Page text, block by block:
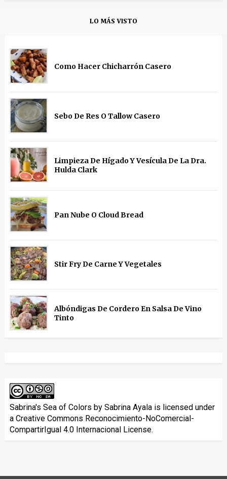
LO MÁS VISTO
Como Hacer Chicharrón Casero
Sebo De Res O Tallow Casero
Limpieza De Hígado Y Vesícula De La Dra.
Hulda Clark
Pan Nube O Cloud Bread
Stir Fry De Carne Y Vegetales
Albóndigas De Cordero En Salsa De Vino
Tinto
Sabrina's Sea of Colors by Sabrina Ayalais licensed under
a Creative Commons Reconocimiento-NoComercial-
CompartirIgual 4.0 Internacional License.